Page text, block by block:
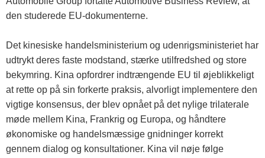
den studerede EU-dokumenterne.
Det kinesiske handelsministerium og udenrigsministeriet har
udtrykt deres faste modstand, stærke utilfredshed og store
bekymring. Kina opfordrer indtrængende EU til øjeblikkeligt
at rette op på sin forkerte praksis, alvorligt implementere den
vigtige konsensus, der blev opnået på det nylige trilaterale
møde mellem Kina, Frankrig og Europa, og håndtere
økonomiske og handelsmæssige gnidninger korrekt
gennem dialog og konsultationer. Kina vil nøje følge